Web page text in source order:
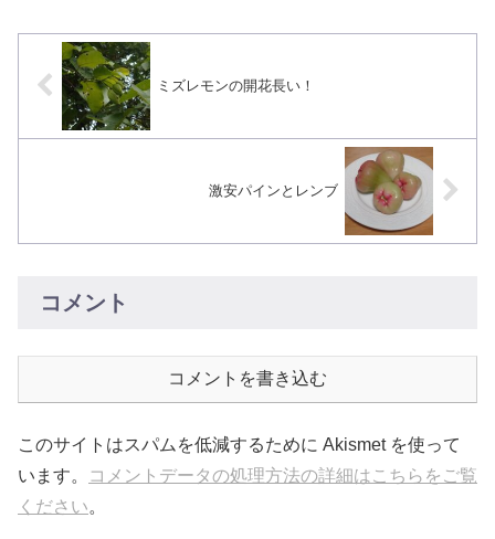
ミズレモンの開花長い！
激安パインとレンブ
コメント
コメントを書き込む
このサイトはスパムを低減するために Akismet を使って
います。
コメントデータの処理方法の詳細はこちらをご覧
ください。